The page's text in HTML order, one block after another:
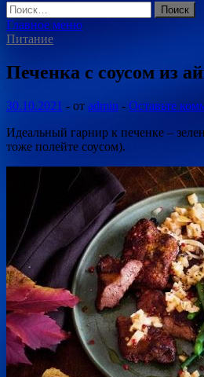
Найти:
Главное меню
Питание
Печенка с соусом из
30.10.2021 - от admin - Оставьте
Идеальный гарнир к печенке –
тоже полейте соусом).